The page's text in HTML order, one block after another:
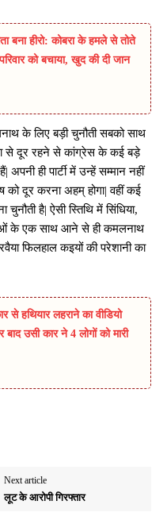
बना हीरो: कोबरा के हमले से तोते
को बचाया, खुद की दी जान
के लिए बड़ी चुनौती सबको साथ
से दूर रहने से कांग्रेस के कई बड़े
ही पार्टी में उन्हें सम्मान नहीं
दूर करना अहम् होगा| वहीं कई
है| ऐसी स्तिथि में सिंधिया,
के एक साथ आने से ही कमलनाथ
फिलहाल कइयों की परेशानी का
से हथियार लहराने का वीडियो
उसी कार ने 4 लोगों को मारी
Next article
लूट के आरोपी गिरफ्तार